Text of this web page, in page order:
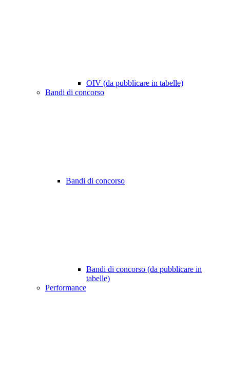
OIV (da pubblicare in tabelle)
Bandi di concorso
Bandi di concorso
Bandi di concorso (da pubblicare in
tabelle)
Performance